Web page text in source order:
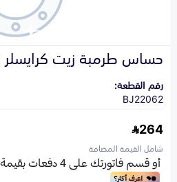
حساس طرمبة زيت كرايسلر 300C 2012
رقم القطعة:
BJ22062
264
شامل القيمة المضافة